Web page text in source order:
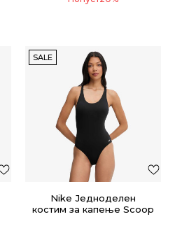
SALE
Nike Једноделен
костим за капење Scoop